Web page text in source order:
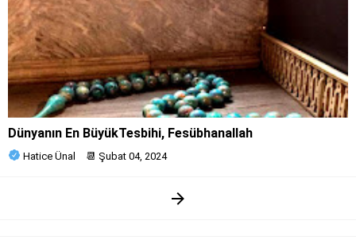
Dünyanın En BüyükTesbihi, Fesübhanallah
Hatice Ünal 📆 Şubat 04, 2024